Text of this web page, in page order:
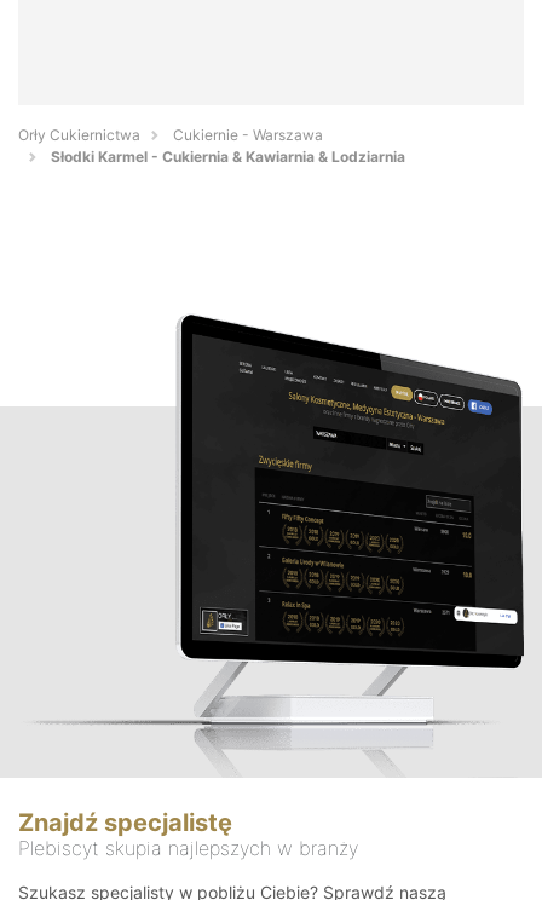
Orły Cukiernictwa
Cukiernie - Warszawa
Słodki Karmel - Cukiernia & Kawiarnia & Lodziarnia
Znajdź specjalistę
Plebiscyt skupia najlepszych w branży
Szukasz specjalisty w pobliżu Ciebie? Sprawdź naszą